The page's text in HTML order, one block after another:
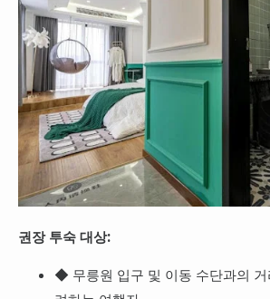
권장 투숙 대상:
◆ 무릉원 입구 및 이동 수단과의